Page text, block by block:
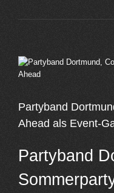
View
Larger
Partyband
Ahead als Event-
Partyband